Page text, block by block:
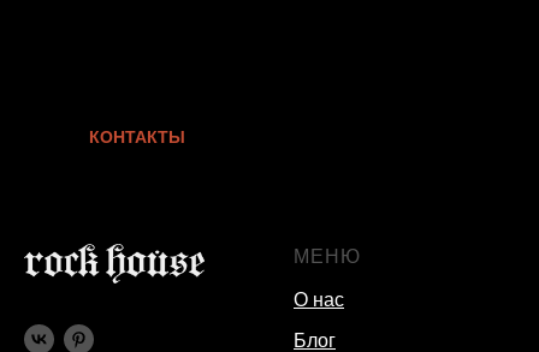
КОНТАКТЫ
МЕНЮ
О нас
Блог